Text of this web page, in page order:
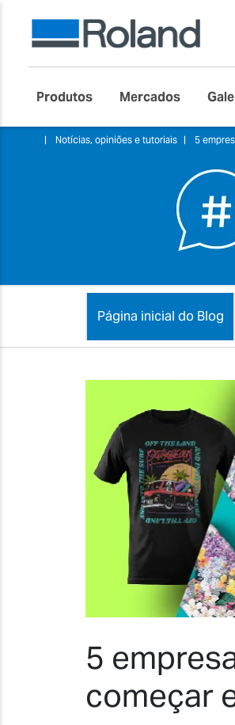
Produtos Mercados
Notícias, opiniões e tutoriais 5
Página inicial do Blog
5
começar